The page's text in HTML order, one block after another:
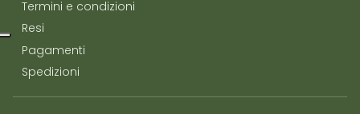
Termini e condizioni
Resi
Pagamenti
Spedizioni